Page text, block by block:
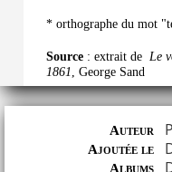
* orthographe du mot
Source: extrait de Le
1861 , George Sand
Auteur
Ajoutée le
Albums